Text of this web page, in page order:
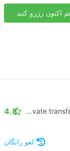
اکنون رزرو کنید
Daytrip private transfer with English speaking driver
4.8
لغو رایگان